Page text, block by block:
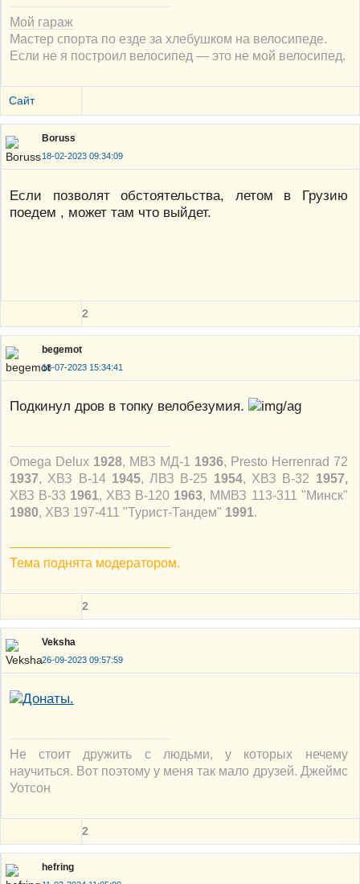
Мой гараж
Мастер спорта по езде за хлебушком на велосипеде.
Если не я построил велосипед — это не мой велосипед.
Сайт
Boruss
18-02-2023 09:34:09
Если позволят обстоятельства, летом в Грузию
поедем , может там что выйдет.
2
begemot
18-07-2023 15:34:41
Подкинул дров в топку велобезумия.
Omega Delux 1928, МВЗ МД-1 1936, Presto Herrenrad 72
1937, ХВЗ В-14 1945, ЛВЗ В-25 1954, ХВЗ В-32 1957,
ХВЗ В-33 1961, ХВЗ В-120 1963, ММВЗ 113-311 "Минск"
1980, ХВЗ 197-411 "Турист-Тандем" 1991.
Тема поднята модератором.
2
Veksha
26-09-2023 09:57:59
Не стоит дружить с людьми, у которых нечему
научиться. Вот поэтому у меня так мало друзей. Джеймс
Уотсон
2
hefring